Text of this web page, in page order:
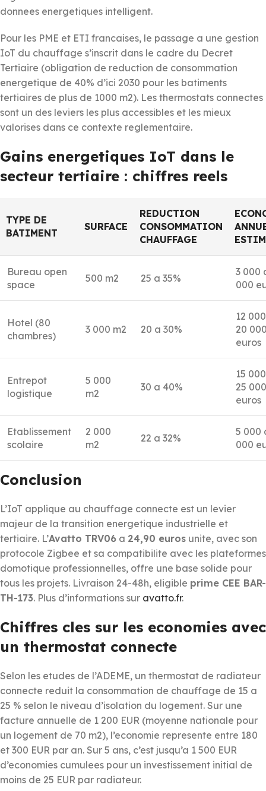
donnees energetiques intelligent.
Pour les PME et ETI francaises, le passage a une gestion
IoT du chauffage s’inscrit dans le cadre du Decret
Tertiaire (obligation de reduction de consommation
energetique de 40% d’ici 2030 pour les batiments
tertiaires de plus de 1000 m2). Les thermostats connectes
sont un des leviers les plus accessibles et les mieux
valorises dans ce contexte reglementaire.
Gains energetiques IoT dans le
secteur tertiaire : chiffres reels
TYPE DE
BATIMENT
SURFACE
REDUCTION
CONSOMMATION
CHAUFFAGE
Bureau open
space
500 m2 25 a 35%
3 000
000
Hotel (80
chambres)
3 000 m2 20 a 30%
12
20
euros
Entrepot
logistique
5 000
m2
30 a 40%
15
25 000
euros
Etablissement
scolaire
2 000
m2
22 a 32%
5 000
000
Conclusion
L’IoT applique au chauffage connecte est un levier
majeur de la transition energetique industrielle et
tertiaire. L’Avatto TRV06 a 24,90 euros unite, avec son
protocole Zigbee et sa compatibilite avec les plateformes
domotique professionnelles, offre une base solide pour
tous les projets. Livraison 24-48h, eligible prime CEE BAR-
TH-173. Plus d’informations sur avatto.fr.
Chiffres cles sur les economies avec
un thermostat connecte
Selon les etudes de l’ADEME, un thermostat de radiateur
connecte reduit la consommation de chauffage de 15 a
25 % selon le niveau d’isolation du logement. Sur une
facture annuelle de 1 200 EUR (moyenne nationale pour
un logement de 70 m2), l’economie represente entre 180
et 300 EUR par an. Sur 5 ans, c’est jusqu’a 1 500 EUR
d’economies cumulees pour un investissement initial de
moins de 25 EUR par radiateur.